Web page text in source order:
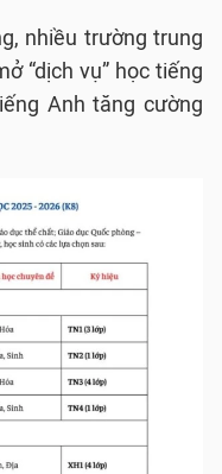
nhiều trường trung
“dịch vụ” học tiếng
Anh tăng cường